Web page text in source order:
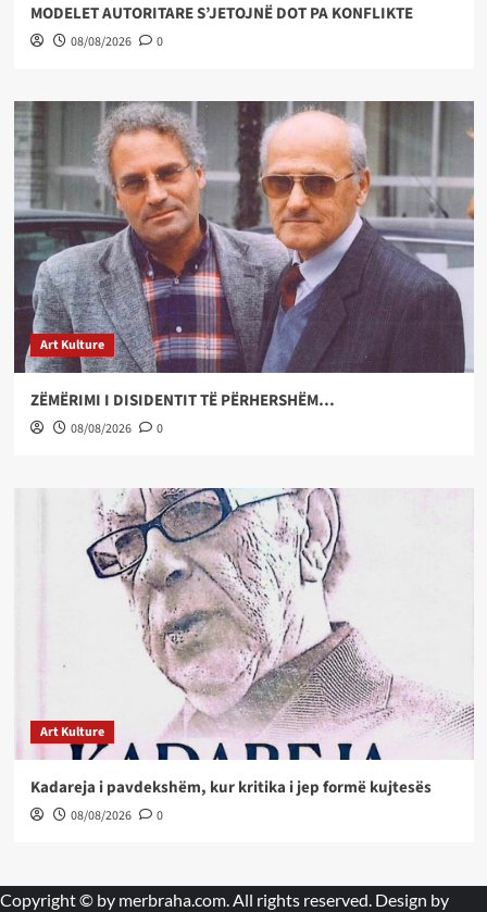
MODELET AUTORITARE S’JETOJNË DOT PA KONFLIKTE
08/08/2026 0
Art Kulture
ZËMËRIMI I DISIDENTIT TË PËRHERSHËM…
08/08/2026 0
Art Kulture
Kadareja i pavdekshëm, kur kritika i jep formë kujtesës
08/08/2026 0
Copyright © by merbraha.com . All rights reserved. Design by